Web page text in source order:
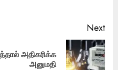
Next
அதிகரிக்க
அனுமதி